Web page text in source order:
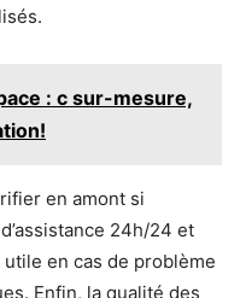
: c sur-mesure,
en amont si
24h/24 et
en cas de problème
Enfin, la qualité des